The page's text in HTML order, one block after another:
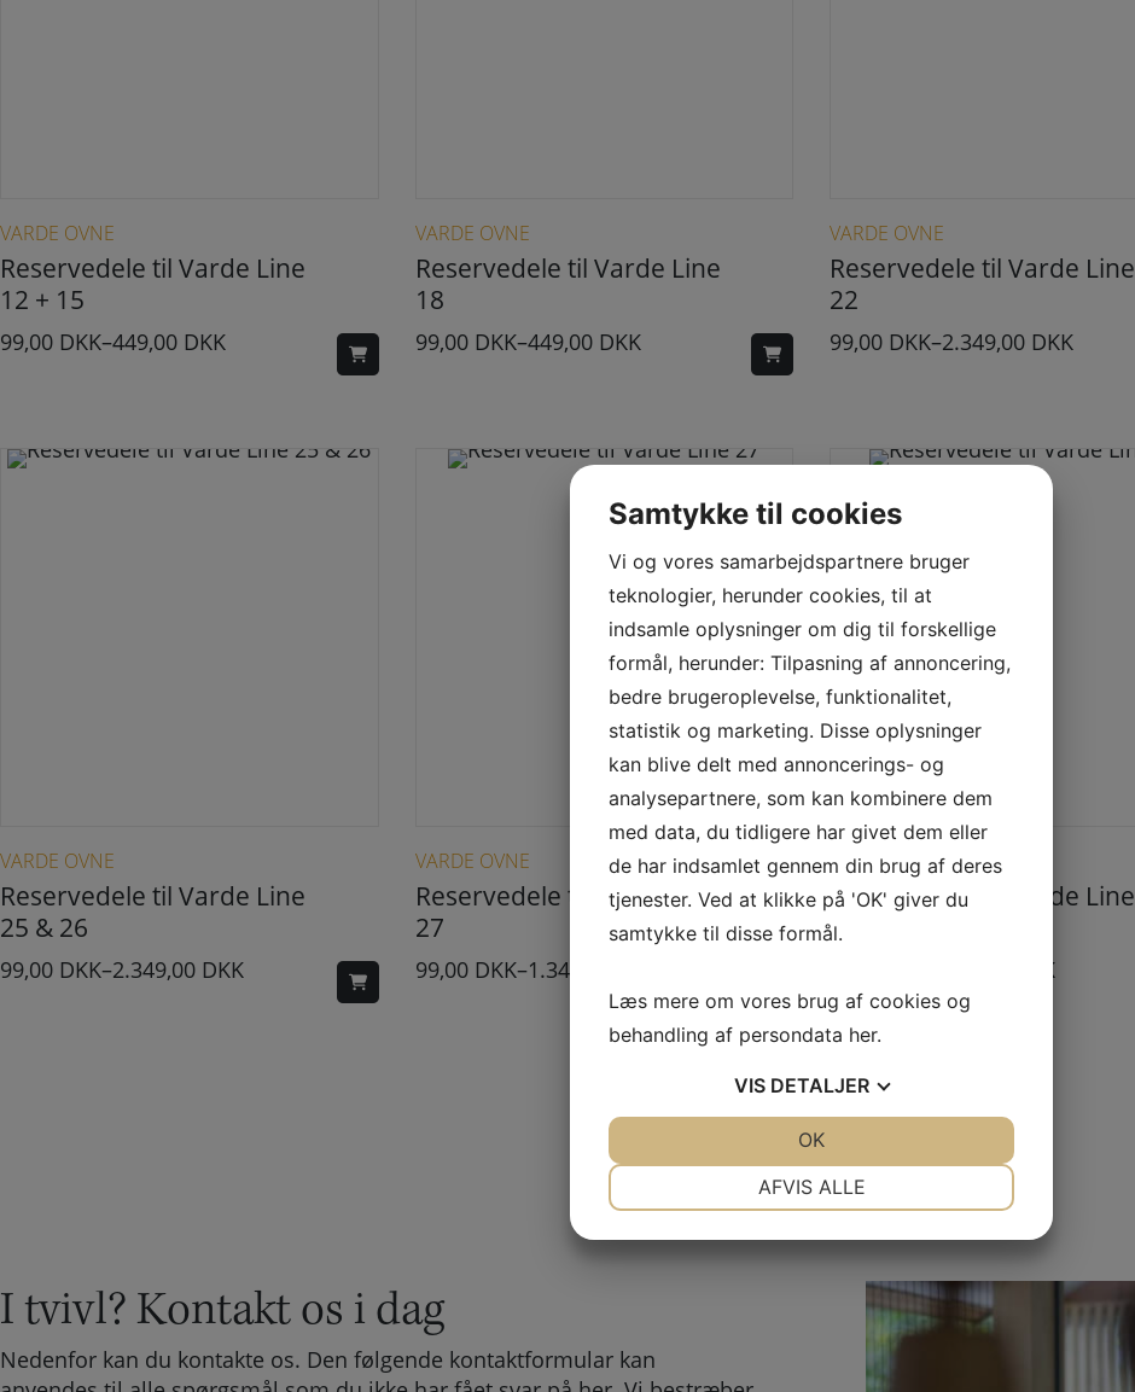
VARDE OVNE
Reservedele til Varde Line
12 + 15
99,00 DKK–449,00 DKK
VARDE OVNE
Reservedele til Varde Line
18
99,00 DKK–449,00 DKK
VARDE OVNE
Reservedele til Varde Line
22
99,00 DKK–2.349,00 DKK
VARDE OVNE
Reservedele til Varde Line
25 & 26
99,00 DKK–2.349,00 DKK
Dette vare har flere varianter. Mulighederne kan vælges på varesiden
VARDE OVNE
Reservedele til Varde Line
27
99,00 DKK–1.349,00
VARDE OVNE
Reservedele til Varde Line
5
DKK
I tvivl? Kontakt os i dag
Nedenfor kan du kontakte os. Den følgende kontaktformular kan
Samtykke til cookies
Vi og vores samarbejdspartnere bruger
teknologier, herunder cookies, til at
indsamle oplysninger om dig til forskellige
formål, herunder: Tilpasning af annoncering,
bedre brugeroplevelse, funktionalitet,
statistik og marketing. Disse oplysninger
kan blive delt med annoncerings- og
analysepartnere, som kan kombinere dem
med data, du tidligere har givet dem eller
de har indsamlet gennem din brug af deres
tjenester. Ved at klikke på 'OK' giver du
samtykke til disse formål.
Læs mere om vores brug af cookies og
behandling af persondata her.
VIS DETALJER
AFVIS ALLE
OK